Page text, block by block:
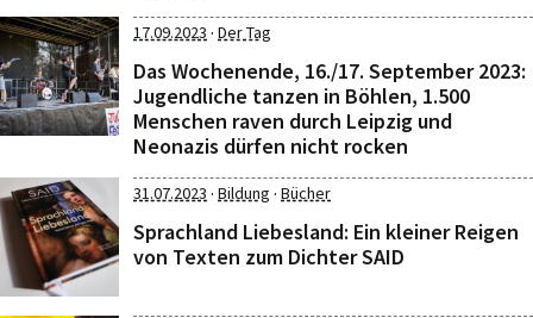
17.09.2023 · Der Tag
Das Wochenende, 16./17. September 2023:
Jugendliche tanzen in Böhlen, 1.500
Menschen raven durch Leipzig und
Neonazis dürfen nicht rocken
31.07.2023 · Bildung · Bücher
Sprachland Liebesland: Ein kleiner Reigen
von Texten zum Dichter SAID